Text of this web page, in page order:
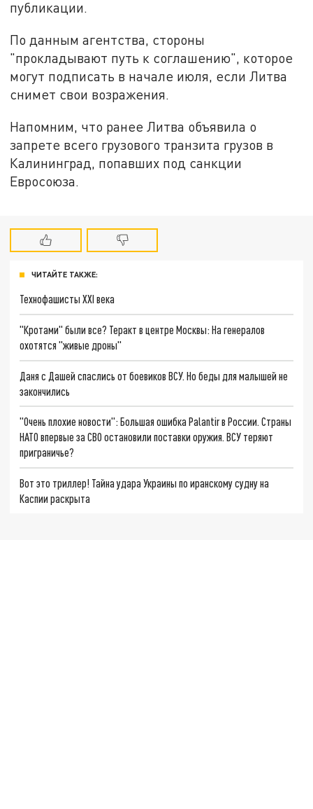
публикации.
По данным агентства, стороны
"прокладывают путь к соглашению", которое
могут подписать в начале июля, если Литва
снимет свои возражения.
Напомним, что ранее Литва объявила о
запрете всего грузового транзита грузов в
Калининград, попавших под санкции
Евросоюза.
ЧИТАЙТЕ ТАКЖЕ:
Технофашисты XXI века
"Кротами" были все? Теракт в центре Москвы: На генералов
охотятся "живые дроны"
Даня с Дашей спаслись от боевиков ВСУ. Но беды для малышей не
закончились
"Очень плохие новости": Большая ошибка Palantir в России. Страны
НАТО впервые за СВО остановили поставки оружия. ВСУ теряют
приграничье?
Вот это триллер! Тайна удара Украины по иранскому судну на
Каспии раскрыта